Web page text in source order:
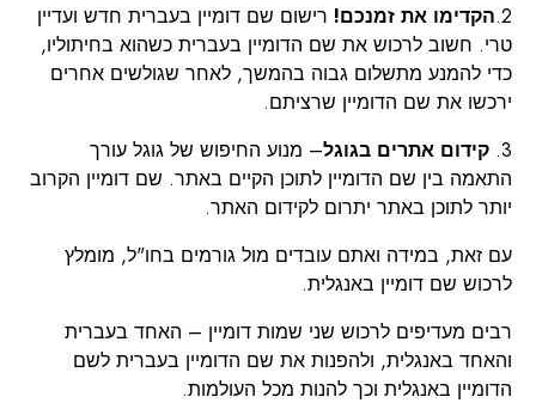
2. הקדימו את זמנכם! רישום שם דומיין בעברית חדש ועדיין
טרי. חשוב לרכוש את שם הדומיין בעברית כשהוא בחיתוליו,
כדי להמנע מתשלום גבוה בהמשך, לאחר שגולשים אחרים
ירכשו את שם הדומיין שרציתם.
3. קידום אתרים בגוגל– מנוע החיפוש של גוגל עורך
התאמה בין שם הדומיין לתוכן הקיים באתר. שם דומיין הקרוב
יותר לתוכן באתר יתרום לקידום האתר.
עם זאת, במידה ואתם עובדים מול גורמים בחו"ל, מומלץ
לרכוש שם דומיין באנגלית.
רבים מעדיפים לרכוש שני שמות דומיין – האחד בעברית
והאחד באנגלית, ולהפנות את שם הדומיין בעברית לשם
הדומיין באנגלית וכך להנות מכל העולמות.